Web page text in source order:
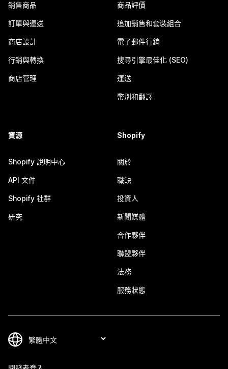
銷售商品
訂單與運送
商店設計
行銷與轉換
商店管理
商品評價
追加銷售和套裝組合
電子郵件行銷
搜尋引擎最佳化 (SEO)
運送
幣別和翻譯
資源
Shopify 說明中心
API 文件
Shopify 社群
研究
Shopify
關於
職缺
投資人
新聞媒體
合作夥伴
聯盟夥伴
法務
服務狀態